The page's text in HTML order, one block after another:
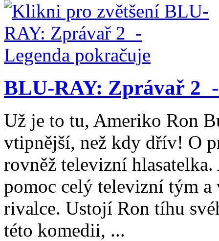
BLU-RAY: Zprávař 2
Už je to tu, Ameriko Ron
vtipnější, než kdy dřív! O
rovněž televizní hlasatelka.
pomoc celý televizní tým a
rivalce. Ustojí Ron tíhu
této komedii, ...